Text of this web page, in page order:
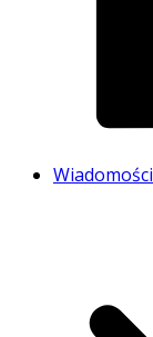
Wiadomości